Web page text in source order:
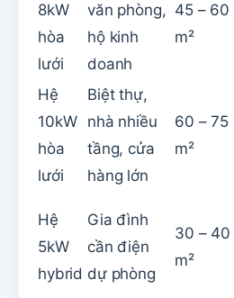
8kW
hòa
lưới
văn phòng,
hộ kinh
doanh
45 – 60
m²
Hệ
10kW
hòa
lưới
Biệt thự,
nhà nhiều
tầng, cửa
hàng lớn
60 – 75
m²
Hệ
5kW
hybrid
Gia đình
cần điện
dự phòng
30 – 40
m²